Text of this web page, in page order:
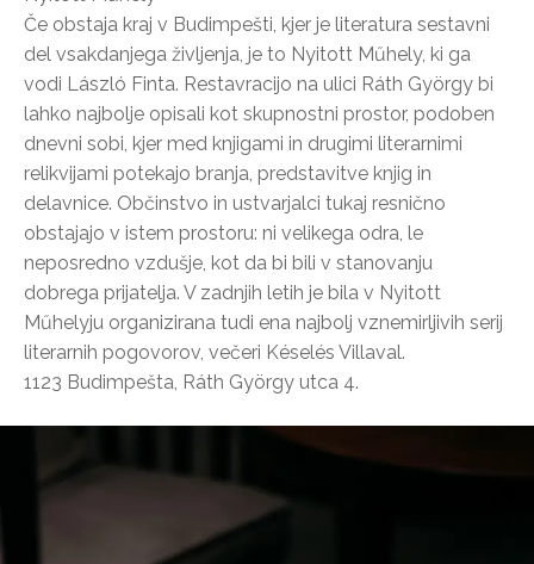
Če obstaja kraj v Budimpešti, kjer je literatura sestavni
del vsakdanjega življenja, je to Nyitott Műhely, ki ga
vodi László Finta. Restavracijo na ulici Ráth György bi
lahko najbolje opisali kot skupnostni prostor, podoben
dnevni sobi, kjer med knjigami in drugimi literarnimi
relikvijami potekajo branja, predstavitve knjig in
delavnice. Občinstvo in ustvarjalci tukaj resnično
obstajajo v istem prostoru: ni velikega odra, le
neposredno vzdušje, kot da bi bili v stanovanju
dobrega prijatelja. V zadnjih letih je bila v Nyitott
Műhelyju organizirana tudi ena najbolj vznemirljivih serij
literarnih pogovorov, večeri Késelés Villaval.
1123 Budimpešta, Ráth György utca 4.